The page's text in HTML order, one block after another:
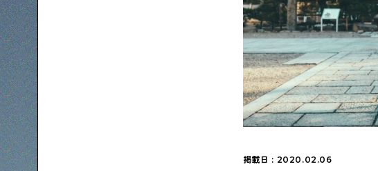
下町の「あの人」が書く連載記事です
シタマチコウベについて 下町カレンダー 下町START UP
掲載日 : 2020.02.06